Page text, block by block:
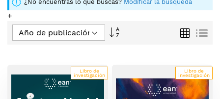
¿No encuentras lo que buscas? Modificar la búsqueda
+
Fijar
Parrilla
Libro de
investigación
Libro de
investigación